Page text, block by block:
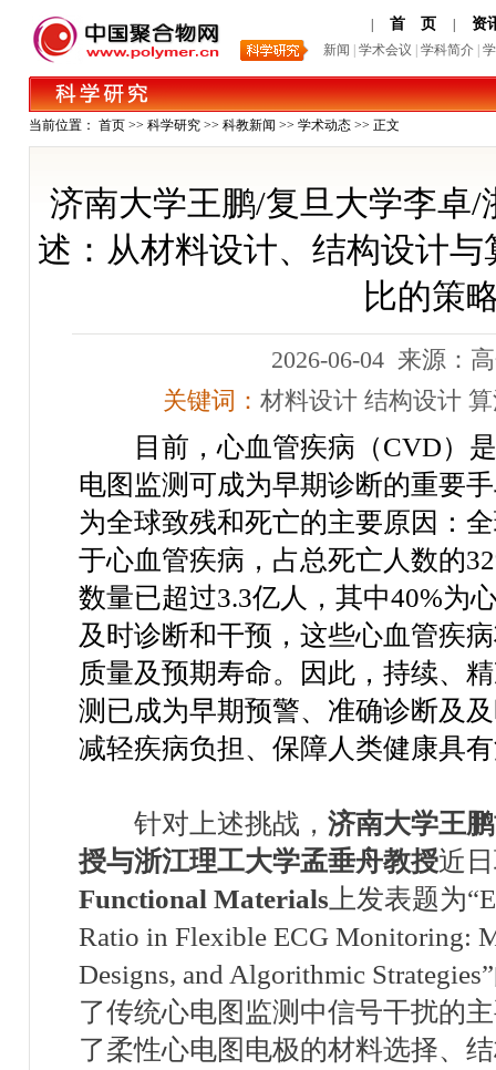
首 页 资
新闻 学术会议 学科简介
当前位置： 首页 >> 科学研究 >> 科教新闻 >> 学术动态 >> 正文
济南大学王鹏/复旦大学李卓
述：从材料设计、结构设计
比的策
2026-06-04 来源：
关键词： 材料设计 结构设计
目前，心血管疾病（CVD）
电图监测可成为早期诊断的重要
为全球致残和死亡的主要原因：
于心血管疾病，占总死亡人数的
数量已超过3.3亿人，其中40%为
及时诊断和干预，这些心血管疾
质量及预期寿命。因此，持续、
测已成为早期预警、准确诊断及
减轻疾病负担、保障人类健康具
针对上述挑战， 济南大学王
授与浙江理工大学孟垂舟教授近
Functional Materials 上发表题为
Ratio in Flexible ECG Monitoring:
Designs, and Algorithmic Strategies”
了传统心电图监测中信号干扰的
了柔性心电图电极的材料选择、